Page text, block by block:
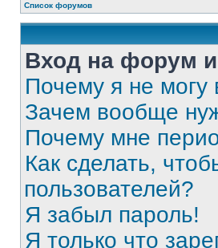
Список форумов
Вход на форум и
Почему я не
Зачем вообще
Почему мне
Как сделать,
пользователей?
Я забыл пароль!
Я только что